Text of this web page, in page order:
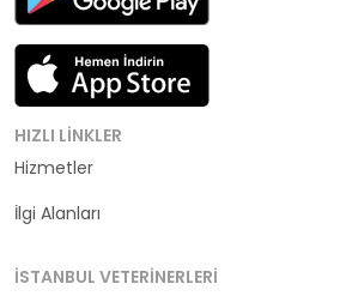
HIZLI LINKLER
Hizmetler
İlgi Alanları
İSTANBUL VETERINERLERI